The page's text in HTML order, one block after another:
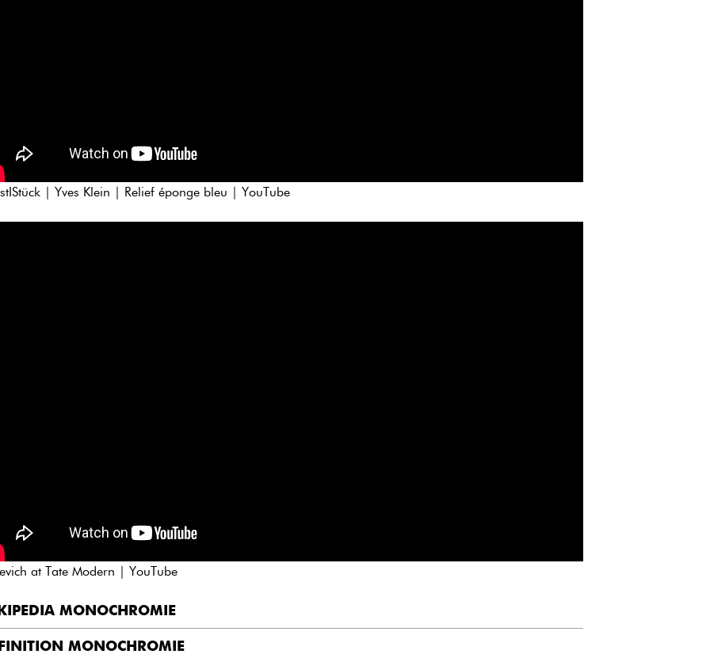
| Yves Klein | Relief éponge bleu | YouTube
at Tate Modern | YouTube
MONOCHROMIE
MONOCHROMIE